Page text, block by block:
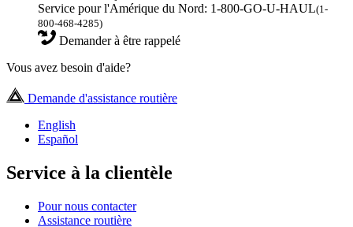
Service pour l'Amérique du Nord: 1-800-GO-U-HAUL(1-
800-468-4285)
Demander à être rappelé
Vous avez besoin d'aide?
Demande d'assistance routière
English
Español
Service à la clientèle
Pour nous contacter
Assistance routière